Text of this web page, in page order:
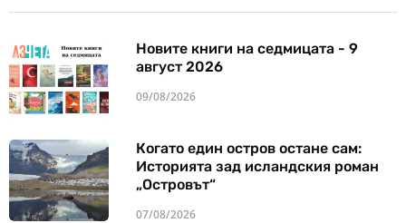
Новите книги на седмицата - 9
август 2026
09/08/2026
Когато един остров остане сам:
Историята зад исландския роман
„Островът“
07/08/2026